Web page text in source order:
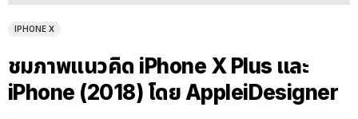
IPHONE X
ชมภาพแนวคิด iPhone X Plus และ
iPhone (2018) โดย AppleiDesigner